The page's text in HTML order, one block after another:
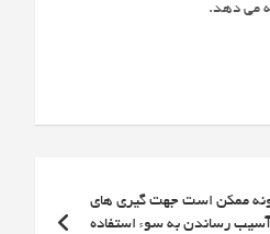
می دهد.
ممکن است جهت گیری های
رساندن به سوء استفاده